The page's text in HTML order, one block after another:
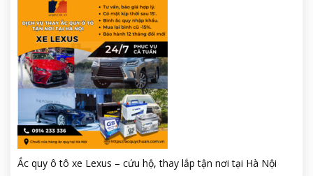
Ắc quy ô tô xe Lexus – cứu hộ, thay lắp tận nơi tại Hà Nội